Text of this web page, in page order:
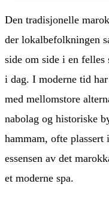
Den tradisjonelle
der lokalbefolkningen
side om side i en felles
i dag. I moderne tid
med mellomstore
nabolag og historiske
hammam, ofte
essensen av det
et moderne spa.